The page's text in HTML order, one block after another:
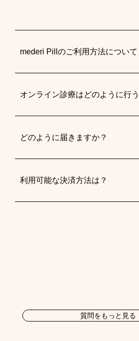
mederi Pillのご利用方法について
オンライン診療はどのように行
どのように届きますか？
利用可能な決済方法は？
質問をもっと見る